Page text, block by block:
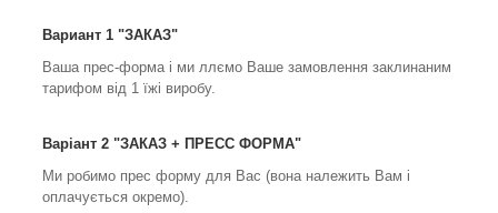
Вариант 1 "ЗАКАЗ"
Ваша прес-форма і ми ллємо Ваше замовлення заклинаним
тарифом від 1 їжі виробу.
Варіант 2 "ЗАКАЗ + ПРЕСС ФОРМА"
Ми робимо прес форму для Вас (вона належить Вам і
оплачується окремо).